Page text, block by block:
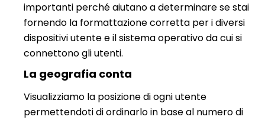
importanti perché aiutano a determinare se stai
fornendo la formattazione corretta per i diversi
dispositivi utente e il sistema operativo da cui si
connettono gli utenti.
La geografia conta
Visualizziamo la posizione di ogni utente
permettendoti di ordinarlo in base al numero di